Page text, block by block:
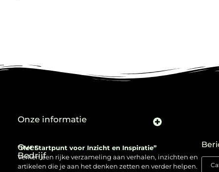
Over
Bedrijf
“Het Startpunt voor Inzicht en Inspiratie”
Verken een rijke verzameling aan verhalen, inzichten en
artikelen die je aan het denken zetten en verder helpen.
Onze informatie